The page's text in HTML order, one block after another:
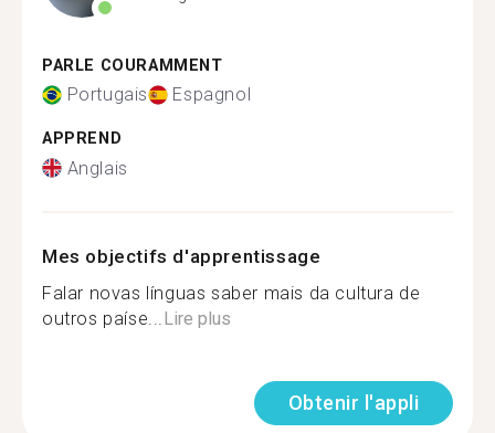
PARLE COURAMMENT
Portugais Espagnol
APPREND
Anglais
Mes objectifs d'apprentissage
Falar novas línguas saber mais da cultura de
outros paíse... Lire plus
Obtenir l'appli